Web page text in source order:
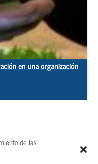
de las
en una organización